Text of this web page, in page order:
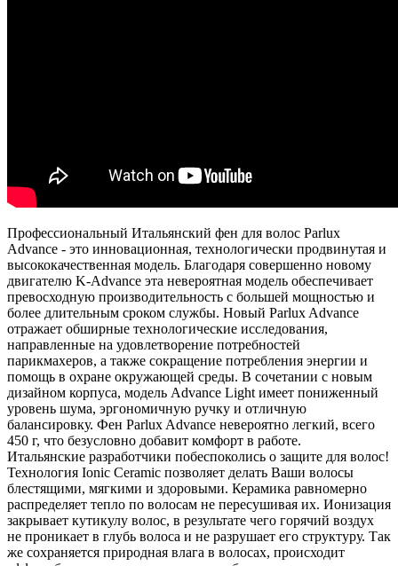
Профессиональный Итальянский фен для волос Parlux
Advance - это инновационная, технологически продвинутая и
высококачественная модель. Благодаря совершенно новому
двигателю K-Advance эта невероятная модель обеспечивает
превосходную производительность с большей мощностью и
более длительным сроком службы. Новый Parlux Advance
отражает обширные технологические исследования,
направленные на удовлетворение потребностей
парикмахеров, а также сокращение потребления энергии и
помощь в охране окружающей среды. В сочетании с новым
дизайном корпуса, модель Advance Light имеет пониженный
уровень шума, эргономичную ручку и отличную
балансировку. Фен Parlux Advance невероятно легкий, всего
450 г, что безусловно добавит комфорт в работе.
Итальянские разработчики побеспоколись о защите для волос!
Технология Ionic Ceramic позволяет делать Ваши волосы
блестящими, мягкими и здоровыми. Керамика равномерно
распределяет тепло по волосам не пересушивая их. Ионизация
закрывает кутикулу волос, в результате чего горячий воздух
не проникает в глубь волоса и не разрушает его структуру. Так
же сохраняется природная влага в волосах, происходит